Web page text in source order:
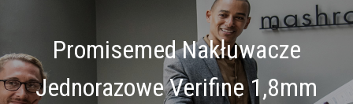
Promisemed Nakłuwacze
Jednorazowe Verifine 1,8mm